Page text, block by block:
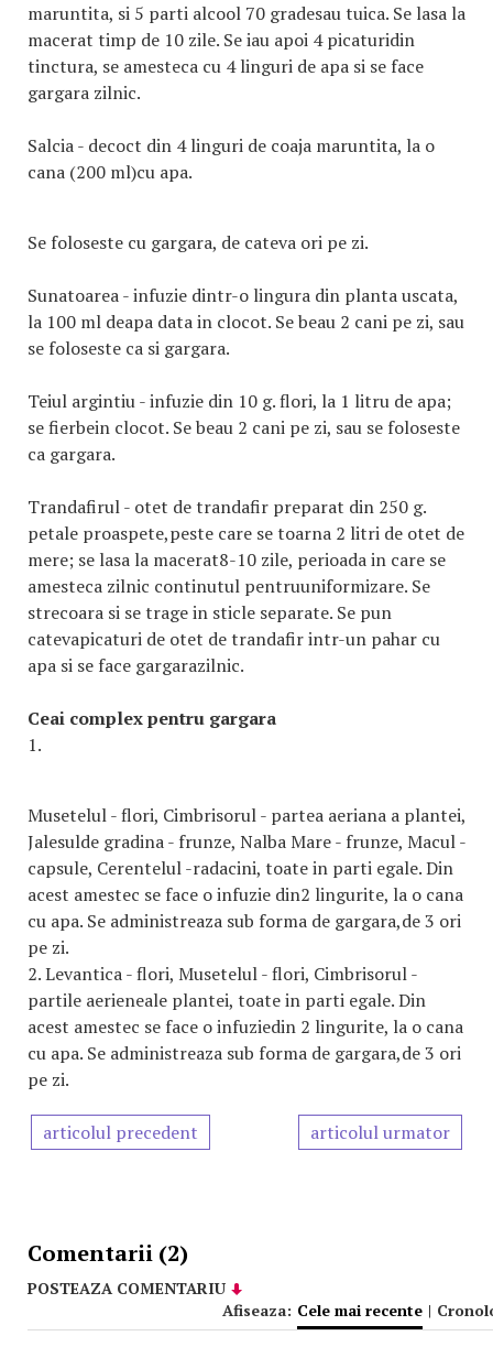
maruntita, si 5 parti alcool 70 gradesau tuica. Se lasa la
macerat timp de 10 zile. Se iau apoi 4 picaturidin
tinctura, se amesteca cu 4 linguri de apa si se face
gargara zilnic.
Salcia - decoct din 4 linguri de coaja maruntita, la o
cana (200 ml)cu apa.
Se foloseste cu gargara, de cateva ori pe zi.
Sunatoarea - infuzie dintr-o lingura din planta uscata,
la 100 ml deapa data in clocot. Se beau 2 cani pe zi, sau
se foloseste ca si gargara.
Teiul argintiu - infuzie din 10 g. flori, la 1 litru de apa;
se fierbein clocot. Se beau 2 cani pe zi, sau se foloseste
ca gargara.
Trandafirul - otet de trandafir preparat din 250 g.
petale proaspete,peste care se toarna 2 litri de otet de
mere; se lasa la macerat8-10 zile, perioada in care se
amesteca zilnic continutul pentruuniformizare. Se
strecoara si se trage in sticle separate. Se pun
catevapicaturi de otet de trandafir intr-un pahar cu
apa si se face gargarazilnic.
Ceai complex pentru gargara
1.
Musetelul - flori, Cimbrisorul - partea aeriana a plantei,
Jalesulde gradina - frunze, Nalba Mare - frunze, Macul -
capsule, Cerentelul -radacini, toate in parti egale. Din
acest amestec se face o infuzie din2 lingurite, la o cana
cu apa. Se administreaza sub forma de gargara,de 3 ori
pe zi.
2. Levantica - flori, Musetelul - flori, Cimbrisorul -
partile aerieneale plantei, toate in parti egale. Din
acest amestec se face o infuziedin 2 lingurite, la o cana
cu apa. Se administreaza sub forma de gargara,de 3 ori
pe zi.
articolul precedent articolul urmator
Comentarii (2)
POSTEAZA COMENTARIU
Afiseaza: Cele mai recente |